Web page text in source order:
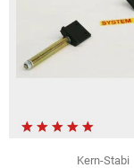
Kern-Stabi